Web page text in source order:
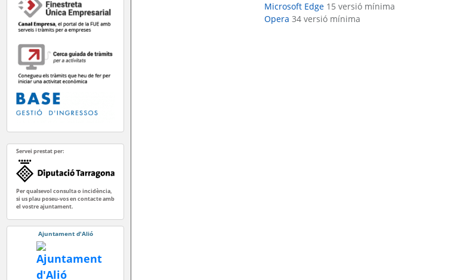
Servei prestat per:
Per qualsevol consulta o incidència,
si us plau poseu-vos en contacte amb
el vostre ajuntament.
Ajuntament d'Alió
Microsoft Edge 15 versió mínima
Opera 34 versió mínima